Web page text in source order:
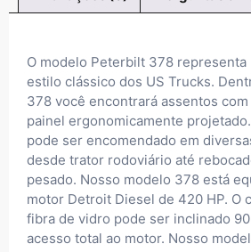
O modelo Peterbilt 378 representa
estilo clássico dos US Trucks.
378 você encontrará assentos
painel ergonomicamente
pode ser encomendado em
desde trator rodoviário até
pesado. Nosso modelo 378 está
motor Detroit Diesel de 420 HP. O
fibra de vidro pode ser inclinado
acesso total ao motor. Nosso